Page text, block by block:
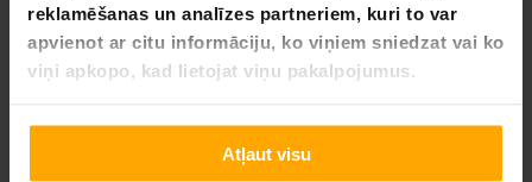
reklamēšanas un analīzes partneriem, kuri to var
apvienot ar citu informāciju, ko viņiem sniedzat vai ko
viņi apkopo, kad lietojat viņu pakalpojumus.
Atļaut visu
Garums: 490 mm
Augstums: 480 mm
Platums: 210 mm